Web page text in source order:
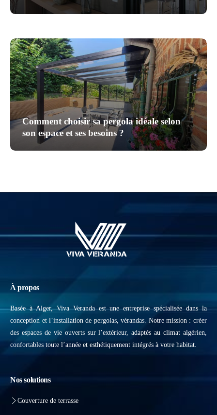
Comment choisir sa pergola idéale selon
son espace et ses besoins ?
À propos
Basée à Alger, Viva Veranda est une entreprise spécialisée dans la
conception et l’installation de pergolas, vérandas. Notre mission : créer
des espaces de vie ouverts sur l’extérieur, adaptés au climat algérien,
confortables toute l’année et esthétiquement intégrés à votre habitat.
Nos solutions
Couverture de terrasse